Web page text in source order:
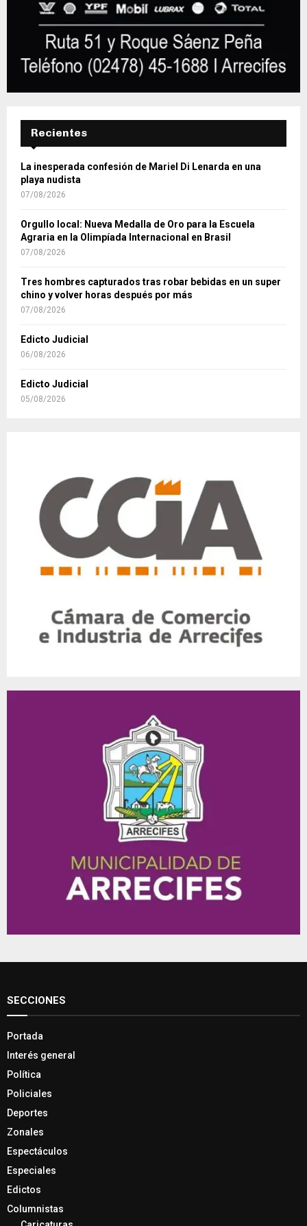
Recientes
La inesperada confesión de Mariel Di Lenarda en una
playa nudista
07/08/2026
Orgullo local: Nueva Medalla de Oro para la Escuela
Agraria en la Olimpíada Internacional en Brasil
07/08/2026
Tres hombres capturados tras robar bebidas en un super
chino y volver horas después por más
07/08/2026
Edicto Judicial
06/08/2026
Edicto Judicial
05/08/2026
SECCIONES
Portada
Interés general
Política
Policiales
Deportes
Zonales
Espectáculos
Especiales
Edictos
Columnistas